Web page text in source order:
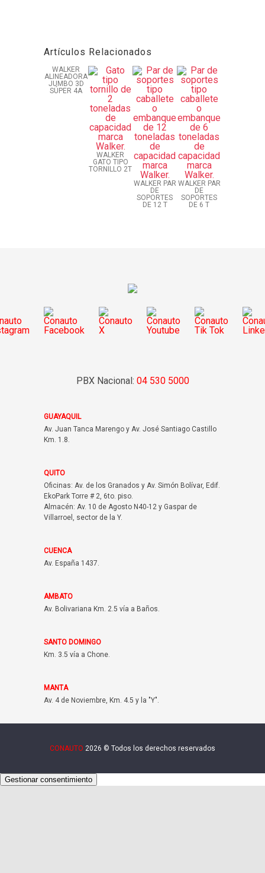
Artículos Relacionados
WALKER
ALINEADORA
JUMBO 3D
SÚPER 4A
WALKER
GATO TIPO
TORNILLO 2T
WALKER PAR
DE
SOPORTES
DE 12 T
WALKER PAR
DE
SOPORTES
DE 6 T
PBX Nacional: 04 530 5000
GUAYAQUIL
Av. Juan Tanca Marengo y Av. José Santiago Castillo
Km. 1.8.
QUITO
Oficinas: Av. de los Granados y Av. Simón Bolívar, Edif.
EkoPark Torre # 2, 6to. piso.
Almacén: Av. 10 de Agosto N40-12 y Gaspar de
Villarroel, sector de la Y.
CUENCA
Av. España 1437.
AMBATO
Av. Bolivariana Km. 2.5 vía a Baños.
SANTO DOMINGO
Km. 3.5 vía a Chone.
MANTA
Av. 4 de Noviembre, Km. 4.5 y la "Y".
CONAUTO 2026 © Todos los derechos reservados
Gestionar consentimiento